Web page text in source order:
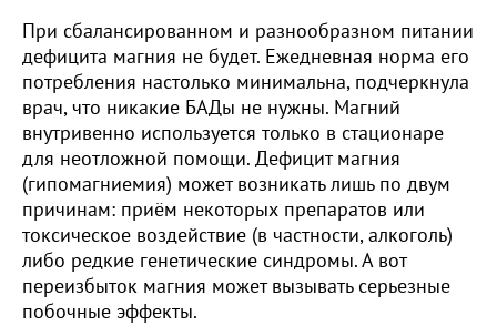
При сбалансированном и разнообразном питании
дефицита магния не будет. Ежедневная норма его
потребления настолько минимальна, подчеркнула
врач, что никакие БАДы не нужны. Магний
внутривенно используется только в стационаре
для неотложной помощи. Дефицит магния
(гипомагниемия) может возникать лишь по двум
причинам: приём некоторых препаратов или
токсическое воздействие (в частности, алкоголь)
либо редкие генетические синдромы. А вот
переизбыток магния может вызывать серьезные
побочные эффекты.